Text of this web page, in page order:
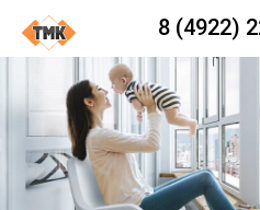
8 (4922)